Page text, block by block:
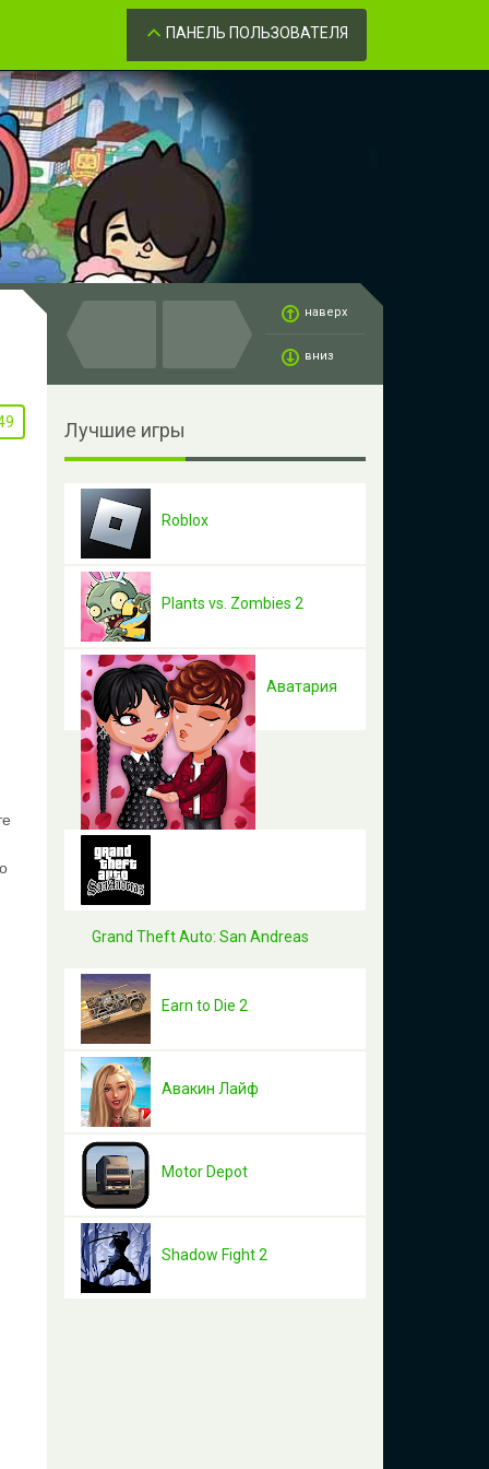
Забыли пароль?
ПАНЕЛЬ ПОЛЬЗОВАТЕЛЯ
наверх
вниз
Лучшие игры
Roblox
Plants vs. Zombies 2
Аватария
Grand Theft Auto: San Andreas
Earn to Die 2
Авакин Лайф
Motor Depot
Shadow Fight 2